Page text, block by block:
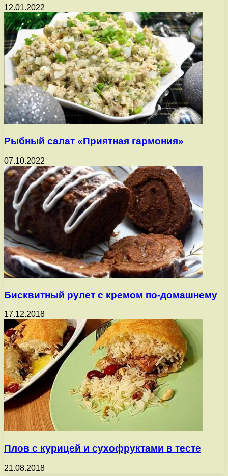
12.01.2022
Рыбный салат «Приятная гармония»
07.10.2022
Бисквитный рулет с кремом по-домашнему
17.12.2018
Плов с курицей и сухофруктами в тесте
21.08.2018